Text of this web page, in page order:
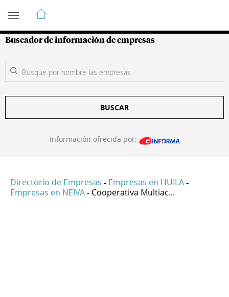
Guía de Empresas Colombianas
Buscador de información de empresas
BUSCAR
Información ofrecida por:
Directorio de Empresas - Empresas en HUILA -
Empresas en NEIVA - Cooperativa Multiac...